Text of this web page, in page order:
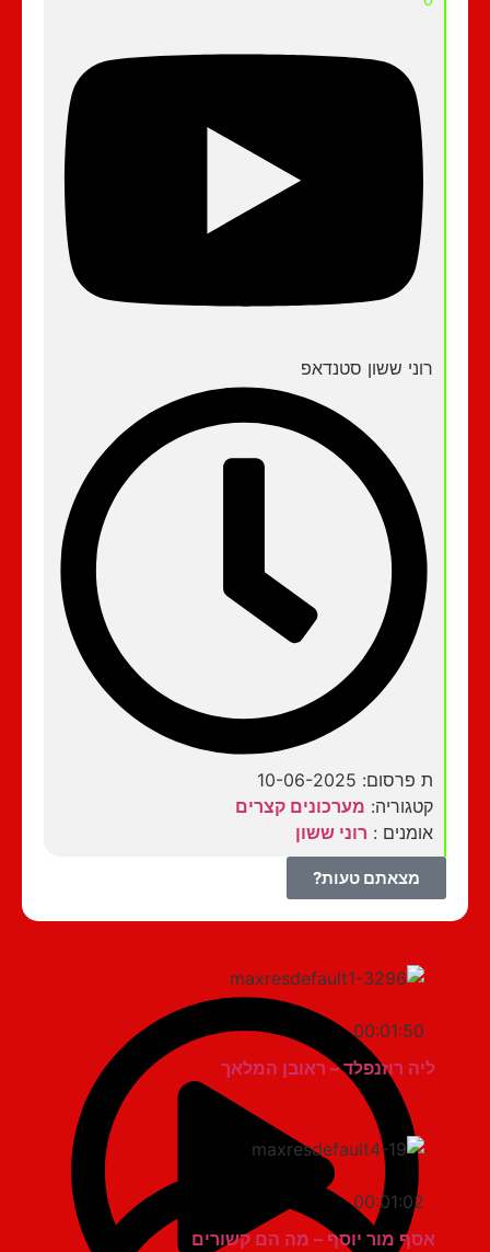
רוני ששון סטנדאפ
ת פרסום: 10-06-2025
קטגוריה:מערכונים קצרים
אומנים :רוני ששון
מצאתם טעות?
00:01:50
ליה רוזנפלד – ראובן המלאך
00:01:02
אסף מור יוסף – מה הם קשורים